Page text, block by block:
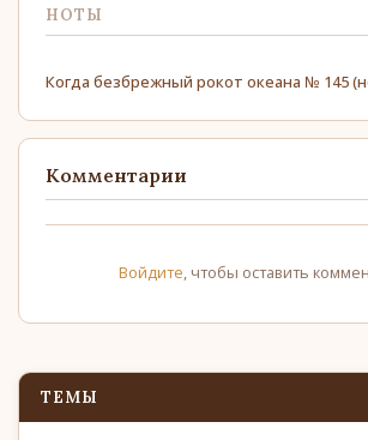
НОТЫ
Когда безбрежный рокот океана № 145
Комментарии
Войдите, чтобы оставить
ТЕМЫ